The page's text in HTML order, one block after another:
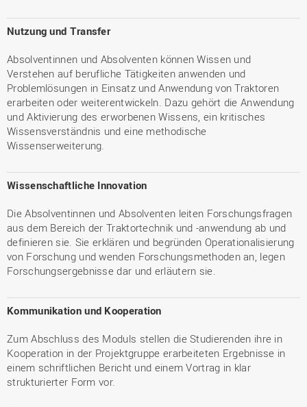
Nutzung und Transfer
Absolventinnen und Absolventen können Wissen und
Verstehen auf berufliche Tätigkeiten anwenden und
Problemlösungen in Einsatz und Anwendung von Traktoren
erarbeiten oder weiterentwickeln. Dazu gehört die Anwendung
und Aktivierung des erworbenen Wissens, ein kritisches
Wissensverständnis und eine methodische
Wissenserweiterung.
Wissenschaftliche Innovation
Die Absolventinnen und Absolventen leiten Forschungsfragen
aus dem Bereich der Traktortechnik und -anwendung ab und
definieren sie. Sie erklären und begründen Operationalisierung
von Forschung und wenden Forschungsmethoden an, legen
Forschungsergebnisse dar und erläutern sie.
Kommunikation und Kooperation
Zum Abschluss des Moduls stellen die Studierenden ihre in
Kooperation in der Projektgruppe erarbeiteten Ergebnisse in
einem schriftlichen Bericht und einem Vortrag in klar
strukturierter Form vor.